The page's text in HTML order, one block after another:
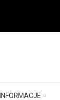
INFORMACJE